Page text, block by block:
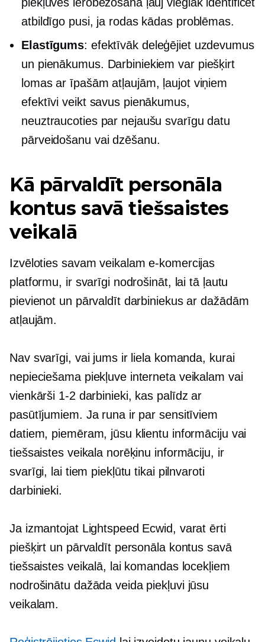
atbildīgo pusi, ja rodas kādas problēmas.
Elastīgums: efektīvāk deleģējiet uzdevumus
un pienākumus. Darbiniekiem var piešķirt
lomas ar īpašām atļaujām, ļaujot viņiem
efektīvi veikt savus pienākumus,
neuztraucoties par nejaušu svarīgu datu
pārveidošanu vai dzēšanu.
Kā pārvaldīt personāla
kontus savā tiešsaistes
veikalā
Izvēloties savam veikalam e-komercijas
platformu, ir svarīgi nodrošināt, lai tā ļautu
pievienot un pārvaldīt darbiniekus ar dažādām
atļaujām.
Nav svarīgi, vai jums ir liela komanda, kurai
nepieciešama piekļuve interneta veikalam vai
vienkārši 1-2 darbinieki, kas palīdz ar
pasūtījumiem. Ja runa ir par sensitīviem
datiem, piemēram, jūsu klientu informāciju vai
tiešsaistes veikala norēķinu informāciju, ir
svarīgi, lai tiem piekļūtu tikai pilnvaroti
darbinieki.
Ja izmantojat Lightspeed Ecwid, varat ērti
piešķirt un pārvaldīt personāla kontus savā
tiešsaistes veikalā, lai komandas locekļiem
nodrošinātu dažāda veida piekļuvi jūsu
veikalam.